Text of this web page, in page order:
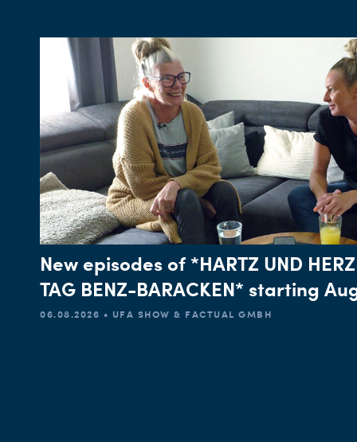
New episodes of *HARTZ UND
TAG BENZ-BARACKEN* starting
06.08.2026 • UFA SHOW & FACTUAL GMBH